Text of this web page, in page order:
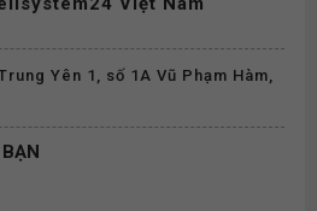
Yên 1, số 1A Vũ Phạm Hàm,